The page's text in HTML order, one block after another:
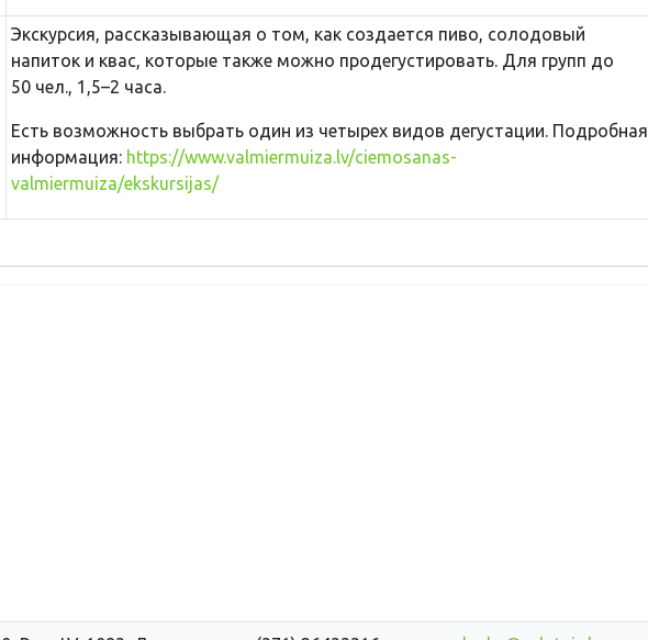
Экскурсия, рассказывающая о том, как создается пиво, солодовый
напиток и квас, которые также можно продегустировать. Для групп до
50 чел., 1,5–2 часа.
Есть возможность выбрать один из четырех видов дегустации. Подробная
информация: https://www.valmiermuiza.lv/ciemosanas-
valmiermuiza/ekskursijas/